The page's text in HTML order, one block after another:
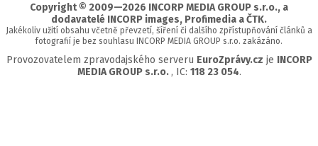
Copyright © 2009—2026 INCORP MEDIA GROUP s.r.o., a
dodavatelé INCORP images, Profimedia a ČTK.
Jakékoliv užití obsahu včetně převzetí, šíření či dalšího zpřístupňování článků a
fotografií je bez souhlasu INCORP MEDIA GROUP s.r.o. zakázáno.
Provozovatelem zpravodajského serveru EuroZprávy.cz je INCORP
MEDIA GROUP s.r.o. , IC: 118 23 054.